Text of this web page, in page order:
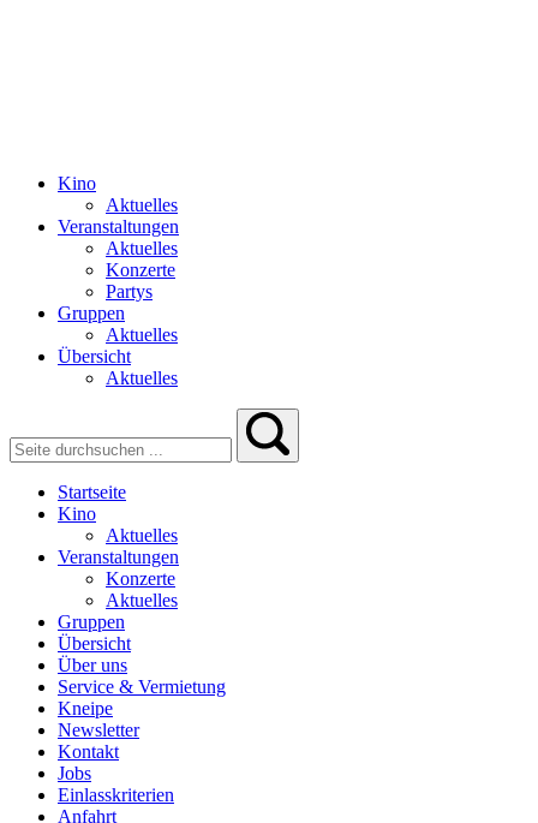
Kino
Aktuelles
Veranstaltungen
Aktuelles
Konzerte
Partys
Gruppen
Aktuelles
Übersicht
Aktuelles
Startseite
Kino
Aktuelles
Veranstaltungen
Konzerte
Aktuelles
Gruppen
Übersicht
Über uns
Service & Vermietung
Kneipe
Newsletter
Kontakt
Jobs
Einlasskriterien
Anfahrt